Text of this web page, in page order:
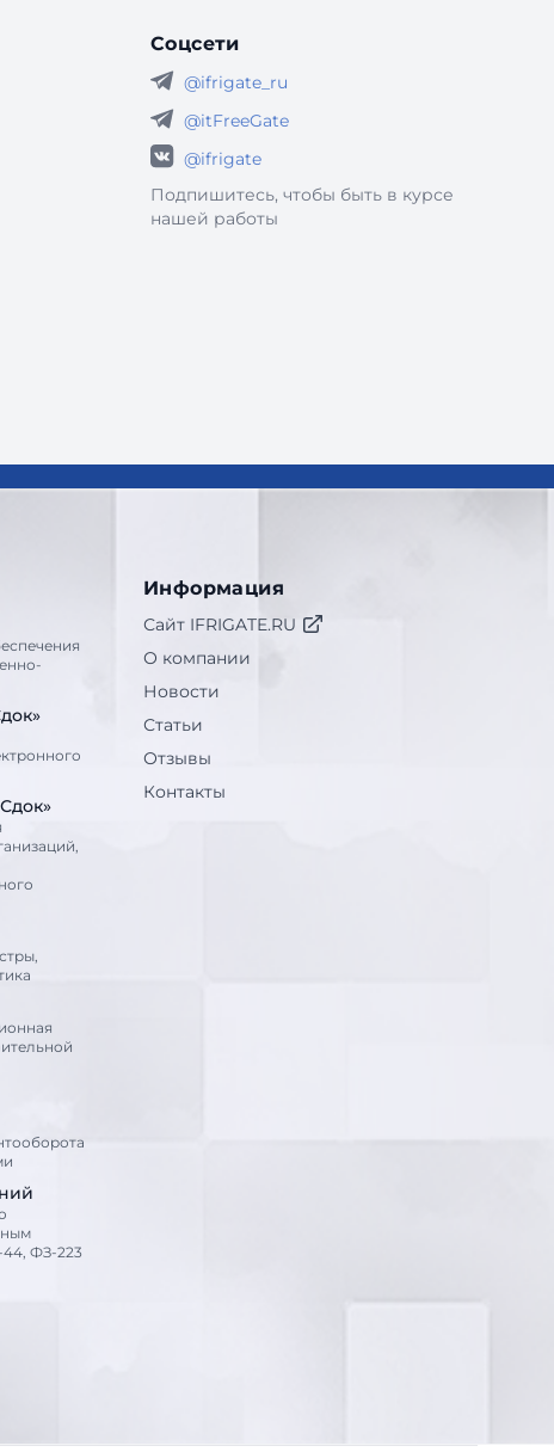
Соцсети
@ifrigate_ru
@itFreeGate
@ifrigate
Подпишитесь, чтобы быть в курсе
нашей работы
44, ФЗ-223
Информация
Сайт IFRIGATE.RU
О компании
Новости
Статьи
Отзывы
Контакты